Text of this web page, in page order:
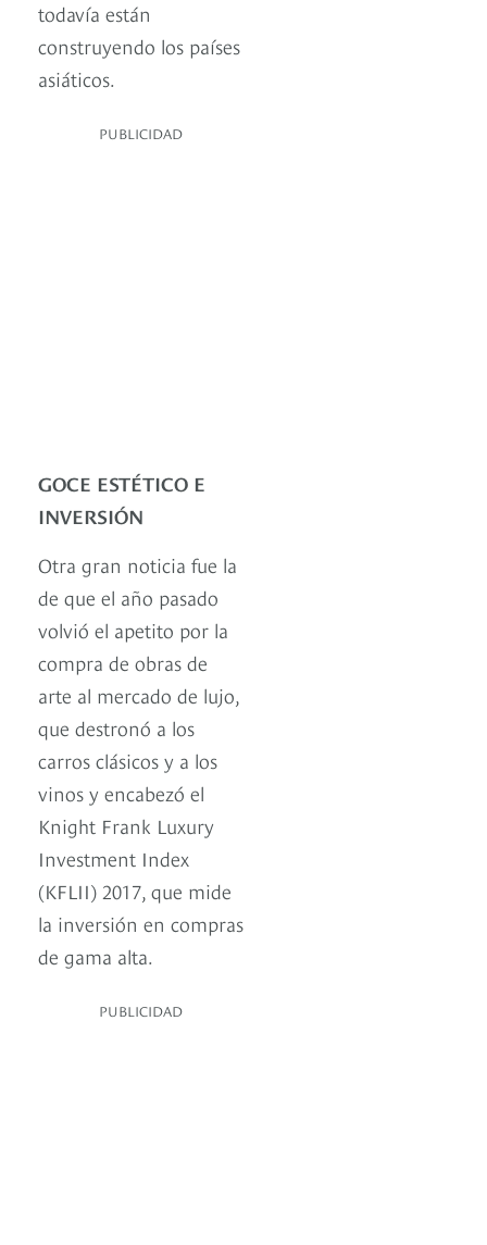
todavía están
construyendo los países
asiáticos.
PUBLICIDAD
GOCE ESTÉTICO E
INVERSIÓN
Otra gran noticia fue la
de que el año pasado
volvió el apetito por la
compra de obras de
arte al mercado de lujo,
que destronó a los
carros clásicos y a los
vinos y encabezó el
Knight Frank Luxury
Investment Index
(KFLII) 2017, que mide
la inversión en compras
de gama alta.
PUBLICIDAD